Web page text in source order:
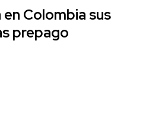
Colombia sus
prepago